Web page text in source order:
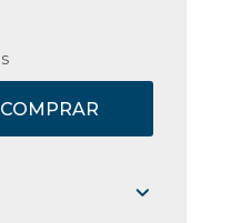
COMPRAR